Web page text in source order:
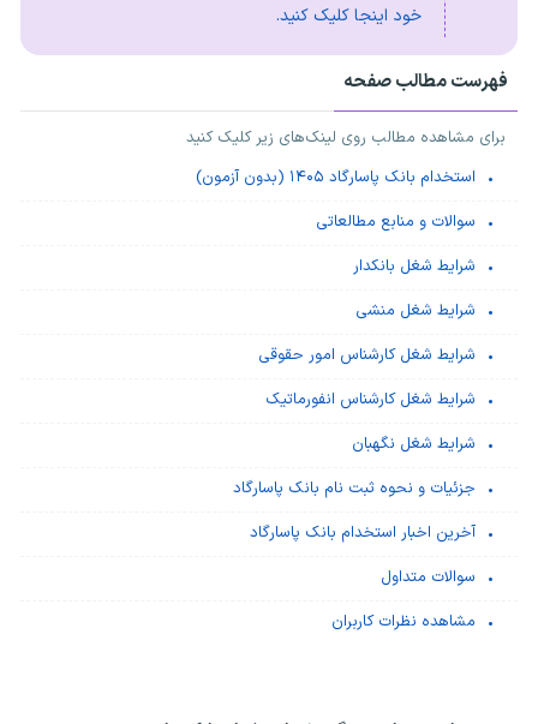
خود اینجا کلیک کنید.
فهرست مطالب صفحه
برای مشاهده مطالب روی لینک‌های زیر کلیک کنید
استخدام بانک پاسارگاد ۱۴۰۵ (بدون آزمون)
سوالات و منابع مطالعاتی
شرایط شغل بانکدار
شرایط شغل منشی
شرایط شغل کارشناس امور حقوقی
شرایط شغل کارشناس انفورماتیک
شرایط شغل نگهبان
جزئیات و نحوه ثبت نام بانک پاسارگاد
آخرین اخبار استخدام بانک پاسارگاد
سوالات متداول
مشاهده نظرات کاربران